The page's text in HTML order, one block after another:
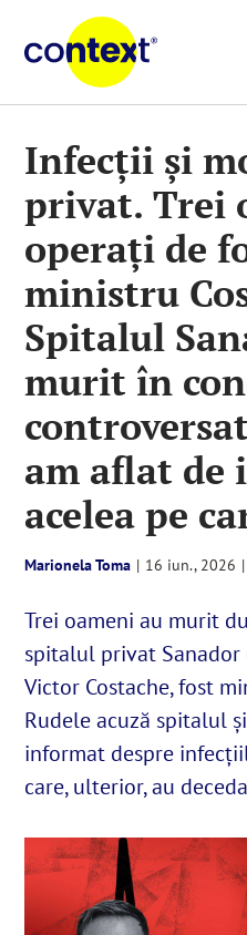
content
Știri
Explicative
Seriale
Video
Despre noi
English
Cautare...
Infecții și
privat. Trei
operați de
ministru
Spitalul
murit în
am aflat de
acelea pe
Marionela Toma | 16 iun., 2026 |
Trei oameni au murit
spitalul privat
Victor Costache, fost
Rudele acuză spitalul
informat despre
care, ulterior, au